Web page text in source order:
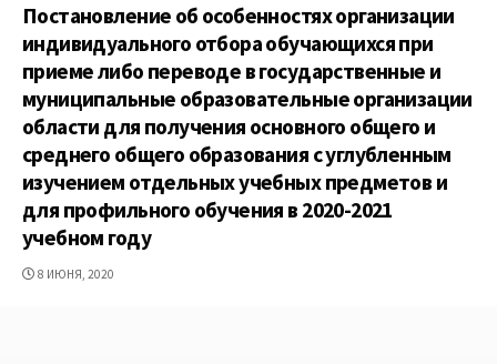
Постановление об особенностях организации
индивидуального отбора обучающихся при
приеме либо переводе в государственные и
муниципальные образовательные организации
области для получения основного общего и
среднего общего образования с углубленным
изучением отдельных учебных предметов и
для профильного обучения в 2020-2021
учебном году
ДАТА
8 ИЮНЯ, 2020